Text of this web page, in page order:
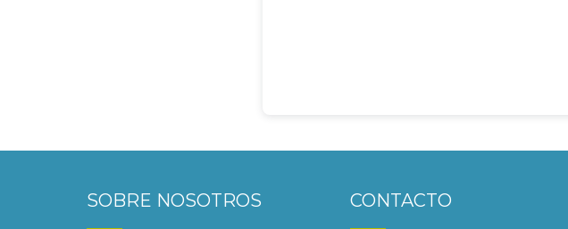
SOBRE NOSOTROS CONTACTO